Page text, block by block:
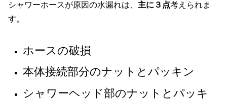
シャワーホースが原因の水漏れは、 主に３点考えられま
す。
ホースの破損
本体接続部分のナットとパッキン
シャワーヘッド部のナットとパッキ